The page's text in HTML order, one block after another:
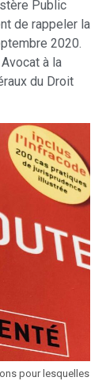
Public
de rappeler la
2020.
à la
du Droit
pour lesquelles